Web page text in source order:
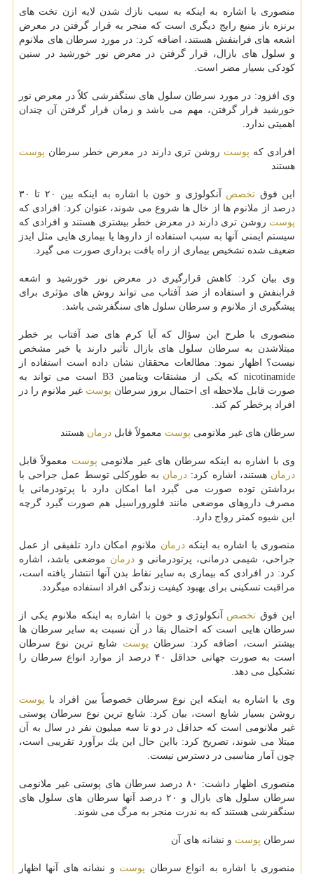
منصوری با اشاره به اینكه به سبب نازك شدن لایه ازن تخت های
برنزه باز منبع رایج دیگری است كه منجر به قرار گرفتن در معرض
اشعه های فرابنفش هستند، اضافه كرد: در مورد سرطان های ملانوم
و سلول های بازال، قرار گرفتن در معرض نور خورشید در سنین
كودكی بسیار مضر است.
وی افزود: در مورد سرطان سلول های سنگفرشی كلاً در معرض نور
خورشید قرار گرفتن، مهم می باشد و زمان قرار گرفتن آن چندان
اهمیتی ندارد.
افرادی كه پوست روشن تری دارند در معرض خطر سرطان پوست
هستند
این فوق تخصص
آنكولوژی و خون با اشاره به اینكه بین ۲۰ تا ۳۰
درصد از ملانوم ها از خال ها شروع می شوند، عنوان كرد: افرادی كه
پوست روشن تری دارند در معرض خطر بیشتری هستند و افرادی كه
سیستم ایمنی آنها به سبب استفاده از داروها یا بیماری هایی مثل ایدز
ضعیف شده تشخیص بیماری از راه بافت برداری صورت می گیرد.
وی بیان كرد: كاهش قرارگیری در معرض نور خورشید و اشعه
فرابنفش و استفاده از ضد آفتاب می تواند روش های مؤثری برای
پیشگیری از ملانوم و سرطان سلول های سنگفرشی باشد.
منصوری با طرح این سؤال كه آیا كرم های ضد آفتاب بر خطر
مبتلاشدن به سرطان سلول های بازال تأثیر دارند یا خیر مشخص
نیست؟ اظهار نمود: مطالعات محققان نشان داده است استفاده از
nicotinamide كه یكی از مشتقات ویتامین B3 است می تواند به
صورت قابل ملاحظه ای احتمال بروز سرطان پوست غیر ملانوم را در
افراد پرخطر كم كند.
سرطان های غیر ملانومی پوست معمولاً قابل درمان هستند
وی با اشاره به اینكه سرطان های غیر ملانومی پوست معمولاً قابل
درمان هستند، اشاره كرد: درمان به طوركلی توسط عمل جراحی با
برداشتن توده صورت می گیرد اما امكان دارد با پرتودرمانی یا
مصرف داروهای موضعی مانند فلوروراسیل هم صورت گیرد گرچه
این شیوه كمتر رواج دارد.
منصوری با اشاره به اینكهدرمان ملانوم امكان دارد تلفیقی از عمل
جراحی، شیمی درمانی، پرتودرمانی ودرمان موضعی باشد، اشاره
كرد: در افرادی كه بیماری به سایر نقاط بدن آنها انتشار یافته است،
مراقبت تسكینی برای بهبود كیفیت زندگی افراد استفاده میگردد.
این فوق تخصص آنكولوژی و خون با اشاره به اینكه ملانوم یكی از
سرطان هایی است كه احتمال بقا در آن نسبت به سایر سرطان ها
بیشتر است، اضافه كرد: سرطان پوست شایع ترین نوع سرطان
است به صورت جهانی حداقل ۴۰ درصد از موارد انواع سرطان را
تشكیل می دهد.
وی با اشاره به اینكه این نوع سرطان خصوصاً بین افراد با پوست
روشن بسیار شایع است، بیان كرد: شایع ترین نوع سرطان پوستی
غیر ملانومی است كه حداقل در دو تا سه میلیون نفر در سال به آن
مبتلا می شوند، تصریح كرد: بااین حال این یك برآورد تقریبی است،
چون آمار مناسبی در دسترس نیست.
منصوری اظهار داشت: ۸۰ درصد سرطان های پوستی غیر ملانومی
سرطان سلول های بازال و ۲۰ درصد آنها سرطان های سلول های
سنگفرشی هستند كه به ندرت منجر به مرگ می شوند.
سرطان پوست و نشانه های آن
منصوری با اشاره به انواع سرطان پوست و نشانه های آنها اظهار